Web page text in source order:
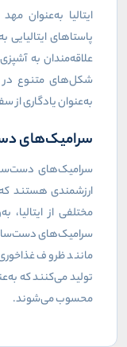
ایتالیا به‌عنوان
پاستاهای
علاقه‌مندان به
شکل‌های متنوع در
به‌عنوان یادگاری از
سرامیک‌های
سرامیک‌های دست‌ساز
ارزشمندی هستند که
مختلفی از ایتالیا،
سرامیک‌های دست‌ساز
مانند ظروف
تولید می‌کنند که
محسوب می‌شوند.